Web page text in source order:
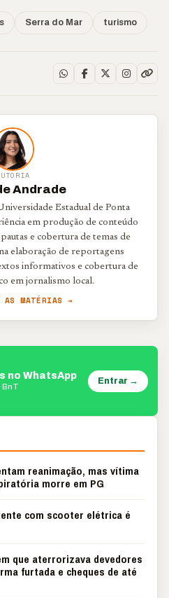
Serra do Mar turismo
Andrade
Estadual de Ponta
em produção de conteúdo
e cobertura de temas de
elaboração de reportagens
informativos e cobertura de
em jornalismo local.
AS MATÉRIAS →
no WhatsApp
BnT
Entrar →
reanimação, mas vítima
morre em PG
com scooter elétrica é
que aterrorizava devedores
furtada e cheques de até